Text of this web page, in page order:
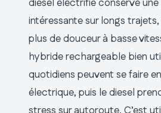
intéressante sur longs
plus de douceur à basse
hybride rechargeable bien
quotidiens peuvent se faire
électrique, puis le diesel